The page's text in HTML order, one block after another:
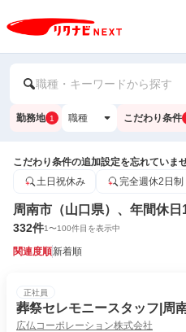
職種・キーワードから探す
勤務地 1 職種 こだわり条件
こだわり条件の追加設定を忘れていま
土日祝休み
完全週休2日制
周南市（山口県）、年間休
332件1〜100件目を表示中
関連度順新着順
正社員
葬祭セレモニースタッフ|周
広仏コーポレーション株式会社